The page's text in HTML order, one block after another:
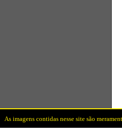
As imagens contidas nesse site são